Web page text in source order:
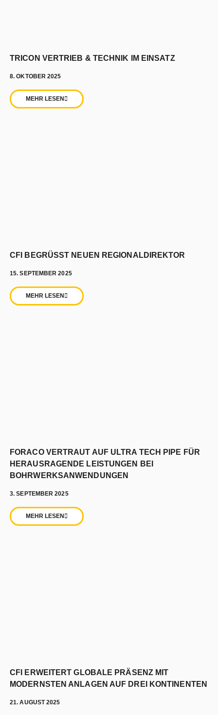
TRICON VERTRIEB & TECHNIK IM EINSATZ
8. OKTOBER 2025
MEHR LESEN
CFI BEGRÜSST NEUEN REGIONALDIREKTOR
15. SEPTEMBER 2025
MEHR LESEN
FORACO VERTRAUT AUF ULTRA TECH PIPE FÜR
HERAUSRAGENDE LEISTUNGEN BEI
BOHRWERKSANWENDUNGEN
3. SEPTEMBER 2025
MEHR LESEN
CFI ERWEITERT GLOBALE PRÄSENZ MIT
MODERNSTEN ANLAGEN AUF DREI KONTINENTEN
21. AUGUST 2025